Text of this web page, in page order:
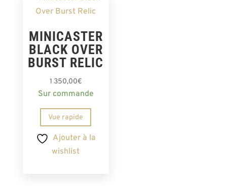
MINICASTER
BLACK OVER
BURST RELIC
1 350,00€
Sur commande
Vue rapide
Ajouter à la
wishlist